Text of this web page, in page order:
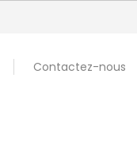
Contactez-nous